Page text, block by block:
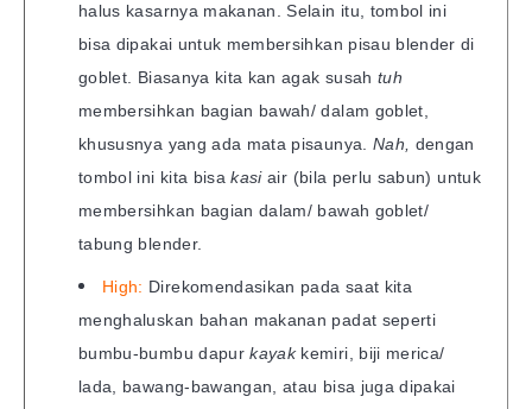
halus kasarnya makanan. Selain itu, tombol ini
bisa dipakai untuk membersihkan pisau blender di
goblet. Biasanya kita kan agak susah tuh
membersihkan bagian bawah/ dalam goblet,
khususnya yang ada mata pisaunya. Nah,
dengan
tombol ini kita bisakasiair (bila perlu sabun) untuk
membersihkan bagian dalam/ bawah goblet/
tabung blender.
High: Direkomendasikan pada saat kita
menghaluskan bahan makanan padat seperti
bumbu-bumbu dapurkayakkemiri, biji merica/
lada, bawang-bawangan, atau bisa juga dipakai